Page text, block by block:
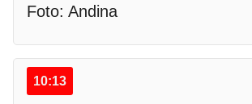
Foto: Andina
10:13